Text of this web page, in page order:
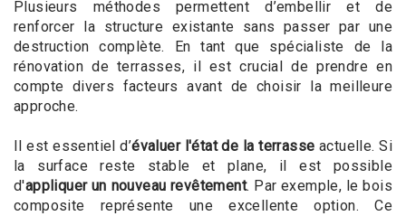
Plusieurs méthodes permettent d’embellir et de
renforcer la structure existante sans passer par une
destruction complète. En tant que spécialiste de la
rénovation de terrasses, il est crucial de prendre en
compte divers facteurs avant de choisir la meilleure
approche.
Il est essentiel d’évaluer l'état de la terrasse actuelle. Si
la surface reste stable et plane, il est possible
d'appliquer un nouveau revêtement. Par exemple, le bois
composite représente une excellente option. Ce